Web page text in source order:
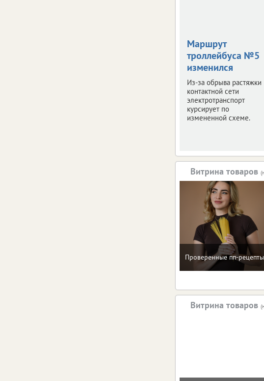
Маршрут
троллейбуса №5
изменился
Из-за обрыва растяжки
контактной сети
электротранспорт
курсирует по
измененной схеме.
Витрина товаров
Проверенные пп-рецепты
Витрина товаров